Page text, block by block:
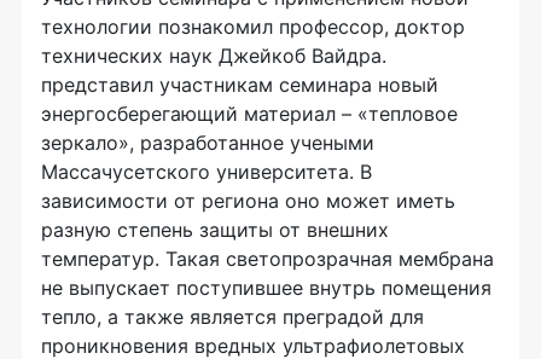
технологии познакомил профессор, доктор
технических наук Джейкоб Вайдра.
представил участникам семинара новый
энергосберегающий материал – «тепловое
зеркало», разработанное учеными
Массачусетского университета. В
зависимости от региона оно может иметь
разную степень защиты от внешних
температур. Такая светопрозрачная мембрана
не выпускает поступившее внутрь помещения
тепло, а также является преградой для
проникновения вредных ультрафиолетовых